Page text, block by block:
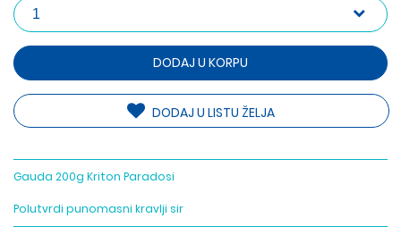
DODAJ U KORPU
DODAJ U LISTU ŽELJA
Gauda 200g Kriton Paradosi
Polutvrdi punomasni kravlji sir